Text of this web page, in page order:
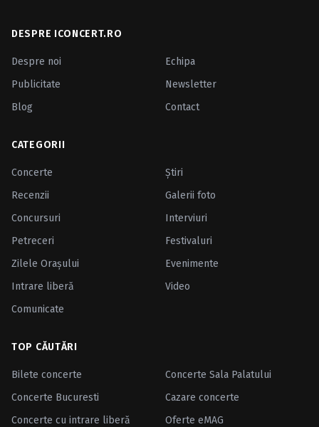
DESPRE ICONCERT.RO
Despre noi
Echipa
Publicitate
Newsletter
Blog
Contact
CATEGORII
Concerte
Ştiri
Recenzii
Galerii foto
Concursuri
Interviuri
Petreceri
Festivaluri
Zilele Oraşului
Evenimente
Intrare liberă
Video
Comunicate
TOP CĂUTĂRI
Bilete concerte
Concerte Sala Palatului
Concerte Bucuresti
Cazare concerte
Concerte cu intrare liberă
Oferte eMAG